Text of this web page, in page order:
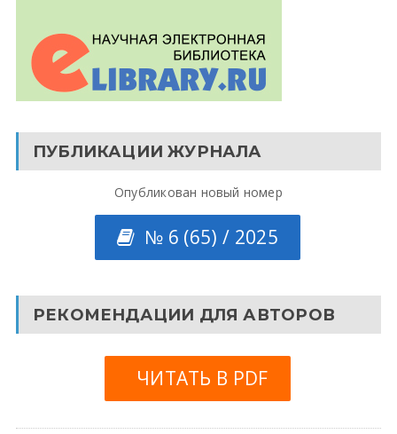
ПУБЛИКАЦИИ ЖУРНАЛА
Опубликован новый номер
№ 6 (65) / 2025
РЕКОМЕНДАЦИИ ДЛЯ АВТОРОВ
ЧИТАТЬ В PDF